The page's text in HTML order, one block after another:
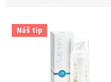
V Náš tip